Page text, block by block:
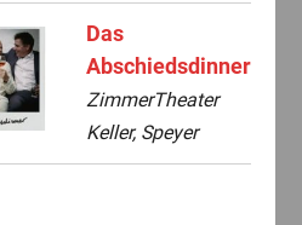
Das
Abschiedsdinner
ZimmerTheater
Keller, Speyer